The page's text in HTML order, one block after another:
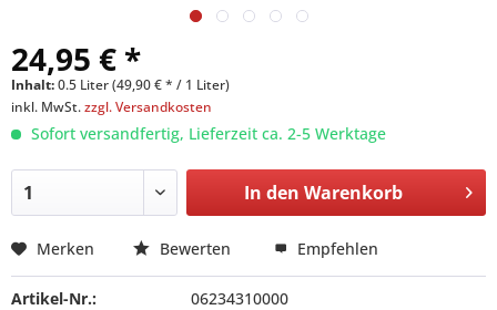
24,95 € *
Inhalt:0.5 Liter (49,90 € * / 1 Liter)
inkl. MwSt.zzgl. Versandkosten
Sofort versandfertig, Lieferzeit ca. 2-5 Werktage
In den Warenkorb
Merken Bewerten Empfehlen
Artikel-Nr.: 06234310000